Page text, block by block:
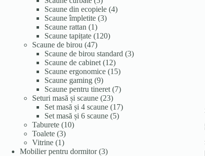
produse produse
Scaune din ecopiele 44
Scaune împletite 33
Scaune rattan 11
produs
Scaune tapițate 120120
produse
Scaune de birou 4747
de
produse
Scaune de birou standard 33
Scaune de cabinet 1212
produse
Scaune ergonomice 1515
Scaune gaming 99
produse
Scaune pentru tineret 77
Seturi masă și scaune 2323
de
produse
Set masă și 4 scaune 1717
Set masă și 6 scaune 55
Taburete 1010
Toalete 33
produse
Vitrine 11
produs
Mobilier pentru dormitor 33